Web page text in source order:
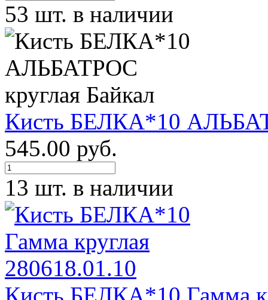
53 шт. в наличии
Кисть БЕЛКА*10
545.00 руб.
13 шт. в наличии
Кисть БЕЛКА*10 Гамма